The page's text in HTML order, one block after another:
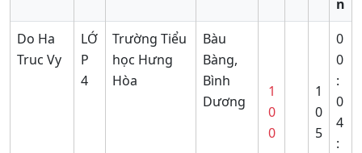
n
Do Ha
Truc Vy
LỚ
P
4
Trường Tiểu
học Hưng
Hòa
Bàu
Bàng,
Bình
Dương
1
0
0
1
0
5
0
0
:
0
4
: